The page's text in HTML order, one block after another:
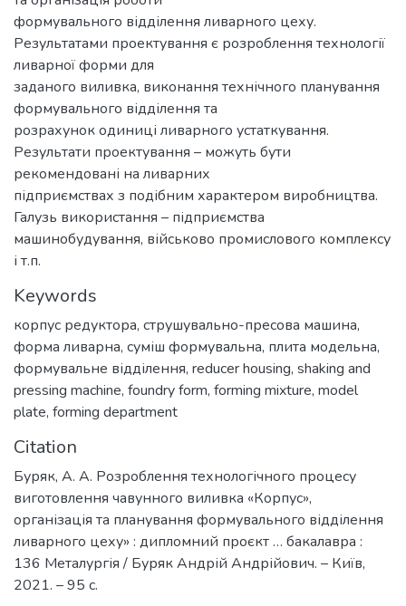
формувального відділення ливарного цеху.
Результатами проектування є розроблення технології
ливарної форми для
заданого виливка, виконання технічного планування
формувального відділення та
розрахунок одиниці ливарного устаткування.
Результати проектування – можуть бути
рекомендовані на ливарних
підприємствах з подібним характером виробництва.
Галузь використання – підприємства
машинобудування, військово промислового комплексу
і т.п.
Keywords
корпус редуктора, струшувально-пресова машина,
форма ливарна, суміш формувальна, плита модельна,
формувальне відділення, reducer housing, shaking and
pressing machine, foundry form, forming mixture, model
plate, forming department
Citation
Буряк, А. А. Розроблення технологічного процесу
виготовлення чавунного виливка «Корпус»,
організація та планування формувального відділення
ливарного цеху» : дипломний проєкт … бакалавра :
136 Металургія / Буряк Андрій Андрійович. – Київ,
2021. – 95 с.